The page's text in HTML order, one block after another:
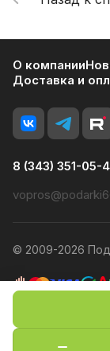
О компании
Доставка и
8 (343) 351-05-
© 2009-2026
Политика